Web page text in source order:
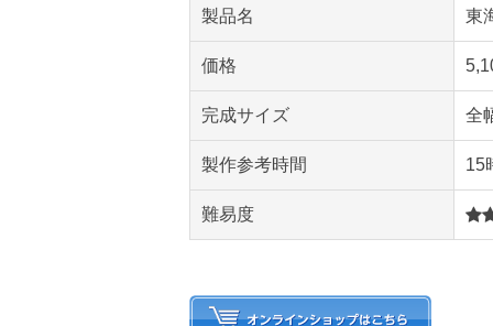
製品名 東
価格
完成サイズ 全
製作参考時間 15
難易度